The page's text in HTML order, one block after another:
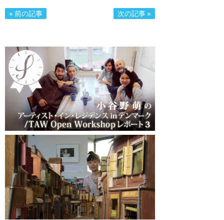
« 前の記事 次の記事 »